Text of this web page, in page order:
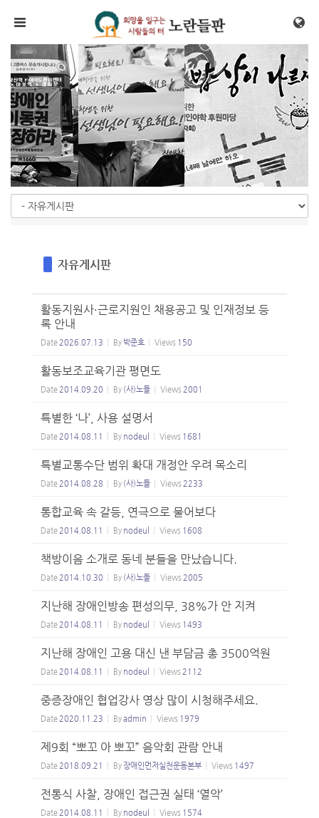
자유게시판
활동지원사·근로지원인 채용공고 및 인재정보 등
록 안내
Date 2026.07.13 By 박준호 Views 150
활동보조교육기관 평면도
Date 2014.09.20 By (사)노들 Views 2001
특별한 ‘나’, 사용 설명서
Date 2014.08.11 By nodeul Views 1681
특별교통수단 범위 확대 개정안 우려 목소리
Date 2014.08.28 By (사)노들 Views 2233
통합교육 속 갈등, 연극으로 물어보다
Date 2014.08.11 By nodeul Views 1608
책방이음 소개로 동네 분들을 만났습니다.
Date 2014.10.30 By (사)노들 Views 2005
지난해 장애인방송 편성의무, 38%가 안 지켜
Date 2014.08.11 By nodeul Views 1493
지난해 장애인 고용 대신 낸 부담금 총 3500억원
Date 2014.08.11 By nodeul Views 2112
중증장애인 협업강사 영상 많이 시청해주세요.
Date 2020.11.23 Byadmin Views 1979
제9회 “뽀꼬 아 뽀꼬” 음악회 관람 안내
Date 2018.09.21 By장애인먼저실천운동본부 Views 1497
전통식 사찰, 장애인 접근권 실태 ‘열악’
Date 2014.08.11 By nodeul Views 1574